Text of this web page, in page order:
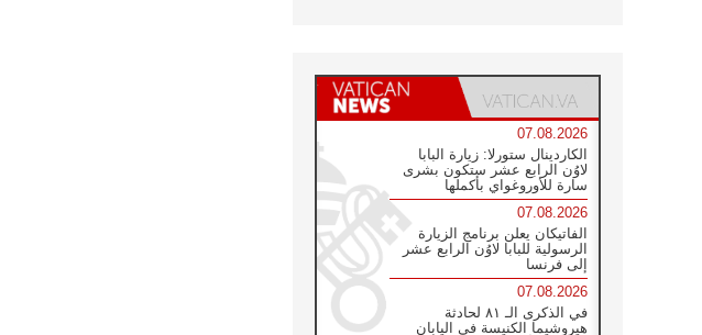
07.08.2026
الكاردينال ستورلا: زيارة البابا
لاوُن الرابع عشر ستكون بشرى
سارة للأوروغواي بأكملها
07.08.2026
الفاتيكان يعلن برنامج الزيارة
الرسولية للبابا لاوُن الرابع عشر
إلى فرنسا
07.08.2026
في الذكرى الـ ٨١ لحادثة
هيروشيما الكنيسة في اليابان